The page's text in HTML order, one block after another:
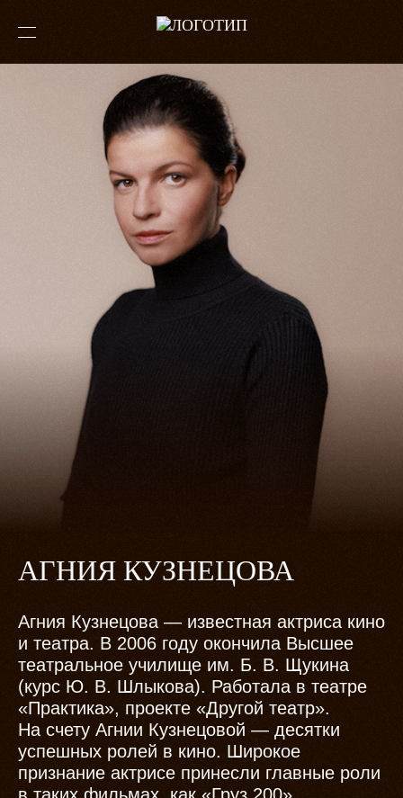
АГНИЯ КУЗНЕЦОВА
Агния Кузнецова — известная актриса кино
и театра. В 2006 году окончила Высшее
театральное училище им. Б. В. Щукина
(курс Ю. В. Шлыкова). Работала в театре
«Практика», проекте «Другой театр».
На счету Агнии Кузнецовой — десятки
успешных ролей в кино. Широкое
признание актрисе принесли главные роли